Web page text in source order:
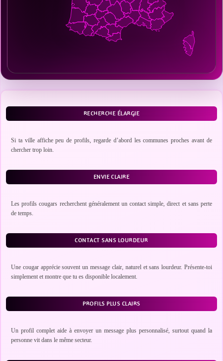
RECHERCHE ÉLARGIE
Si ta ville affiche peu de profils, regarde d’abord les communes proches avant de
chercher trop loin.
ENVIE CLAIRE
Les profils cougars recherchent généralement un contact simple, direct et sans perte
de temps.
CONTACT SANS LOURDEUR
Une cougar apprécie souvent un message clair, naturel et sans lourdeur. Présente-toi
simplement et montre que tu es disponible localement.
PROFILS PLUS CLAIRS
Un profil complet aide à envoyer un message plus personnalisé, surtout quand la
personne vit dans le même secteur.